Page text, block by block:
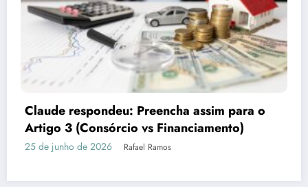
Por que o marketing precisa de imagens
fortes